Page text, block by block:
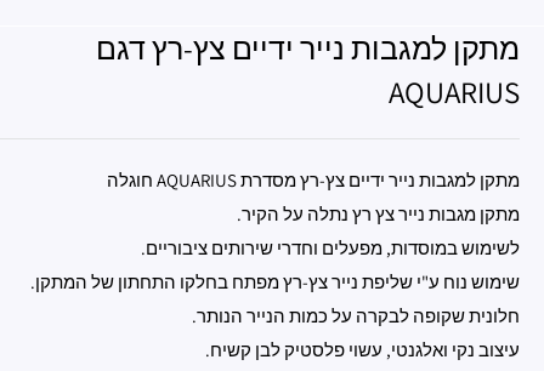
מתקן למגבות נייר ידיים צץ-רץ דגם
AQUARIUS
מתקן למגבות נייר ידיים צץ-רץ מסדרת AQUARIUS חוגלה
מתקן מגבות נייר צץ רץ נתלה על הקיר.
לשימוש במוסדות, מפעלים וחדרי שירותים ציבוריים.
שימוש נוח ע"י שליפת נייר צץ-רץ מפתח בחלקו התחתון של המתקן.
חלונית שקופה לבקרה על כמות הנייר הנותר.
עיצוב נקי ואלגנטי, עשוי פלסטיק לבן קשיח.